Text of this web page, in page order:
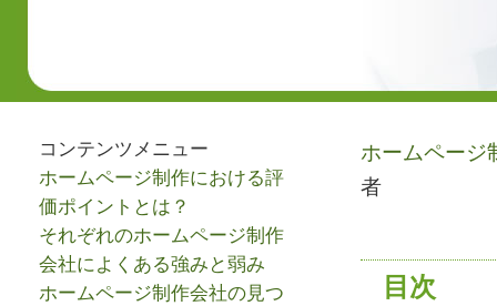
ホームページ
者
目次
コンテンツメニュー
ホームページ制作における評
価ポイントとは？
それぞれのホームページ制作
会社によくある強みと弱み
ホームページ制作会社の見つ